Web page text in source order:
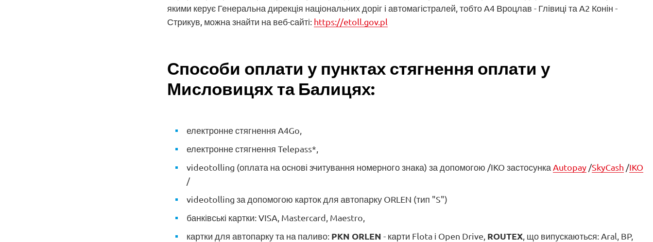
якими керує Генеральна дирекція національних доріг і автомагістралей, тобто A4 Вроцлав - Глівиці та A2 Конін -
Стрикув, можна знайти на веб-сайті: https://etoll.gov.pl
Способи оплати у пунктах стягнення оплати у
Мисловицях та Балицях:
електронне стягнення A4Go,
електронне стягнення Telepass*,
videotolling (оплата на основі зчитування номерного знака) за допомогою /IKO застосунка Autopay/SkyCash /IKO
/
videotolling за допомогою карток для автопарку ORLEN (тип "S")
банківські картки: VISA, Mastercard, Maestro,
картки для автопарку та на паливо: PKN ORLEN - карти Flota і Open Drive, ROUTEX, що випускаються: Aral, BP,